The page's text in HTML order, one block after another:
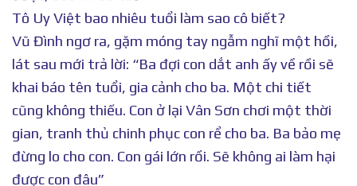
Tô Uy Việt bao nhiêu tuổi làm sao cô biết?
Vũ Đình ngơ ra, gặm móng tay ngẫm nghĩ một hồi,
lát sau mới trả lời: “Ba đợi con dắt anh ấy về rồi sẽ
khai báo tên tuổi, gia cảnh cho ba. Một chi tiết
cũng không thiếu. Con ở lại Vân Sơn chơi một thời
gian, tranh thủ chinh phục con rể cho ba. Ba bảo mẹ
đừng lo cho con. Con gái lớn rồi. Sẽ không ai làm hại
được con đâu”